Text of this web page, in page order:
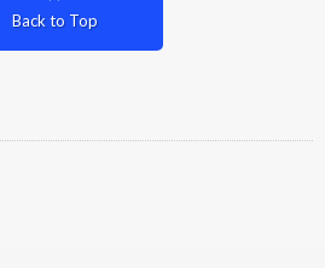
Back to Top